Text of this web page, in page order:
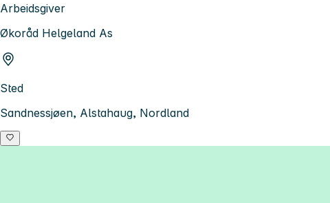
Arbeidsgiver
Økoråd Helgeland As
Sted
Sandnessjøen, Alstahaug, Nordland